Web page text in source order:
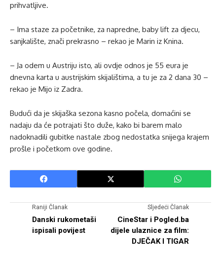
prihvatljive.
– Ima staze za početnike, za napredne, baby lift za djecu,
sanjkalište, znači prekrasno – rekao je Marin iz Knina.
– Ja odem u Austriju isto, ali ovdje odnos je 55 eura je
dnevna karta u austrijskim skijalištima, a tu je za 2 dana 30 –
rekao je Mijo iz Zadra.
Budući da je skijaška sezona kasno počela, domaćini se
nadaju da će potrajati što duže, kako bi barem malo
nadoknadili gubitke nastale zbog nedostatka snijega krajem
prošle i početkom ove godine.
Raniji Članak
Danski rukometaši
ispisali povijest
Sljedeći Članak
CineStar i Pogled.ba
dijele ulaznice za film:
DJEČAK I TIGAR